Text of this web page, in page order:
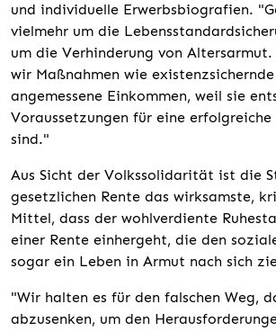
und individuelle Erwerbsbiografien.
vielmehr um die
um die Verhinderung von
wir Maßnahmen wie
angemessene Einkommen, weil sie
Voraussetzungen für eine erfolgreiche
sind."
Aus Sicht der Volkssolidarität ist die
gesetzlichen Rente das wirksamste,
Mittel, dass der wohlverdiente
einer Rente einhergeht, die den
sogar ein Leben in Armut nach sich
"Wir halten es für den falschen Weg,
abzusenken, um den